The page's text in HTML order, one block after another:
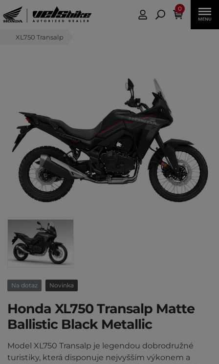
0
XL750 Transalp
Na dotaz Novinka
Honda XL750 Transalp Matte
Ballistic Black Metallic
Model XL750 Transalp je legendou dobrodružné
turistiky, která disponuje nejvyšším výkonem a